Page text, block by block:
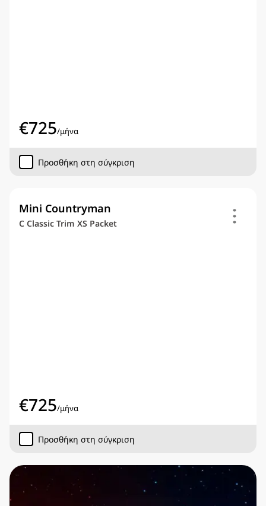
€725/μήνα
Προσθήκη στη σύγκριση
Mini Countryman
C Classic Trim XS Packet
€725/μήνα
Προσθήκη στη σύγκριση